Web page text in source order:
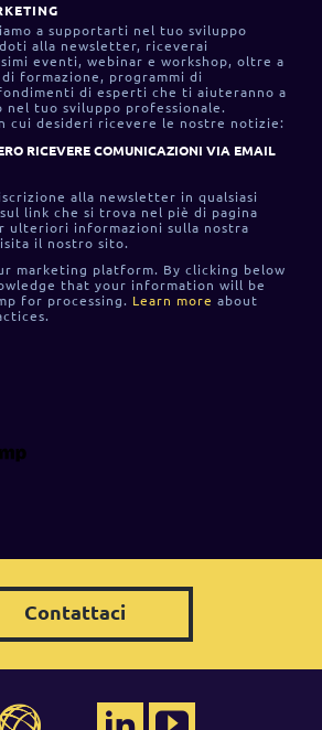
a supportarti nel tuo sviluppo
alla newsletter, riceverai
eventi, webinar e workshop, oltre a
formazione, programmi di
di esperti che ti aiuteranno a
nel tuo sviluppo professionale.
cui desideri ricevere le nostre notizie:
RICEVERE COMUNICAZIONI VIA EMAIL
alla newsletter in qualsiasi
link che si trova nel piè di pagina
ulteriori informazioni sulla nostra
il nostro sito.
marketing platform. By clicking below
that your information will be
for processing. Learn more about
Contattaci